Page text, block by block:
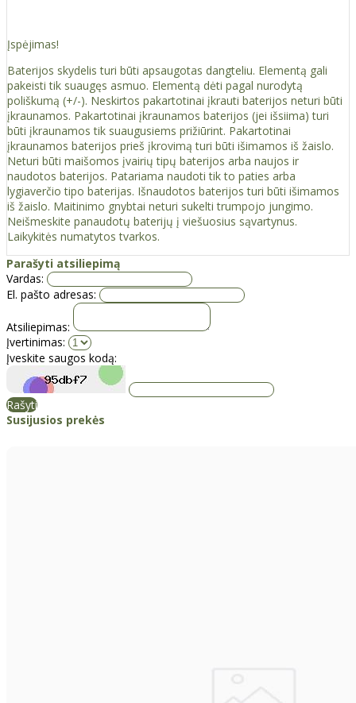
Įspėjimas!
Baterijos skydelis turi būti apsaugotas dangteliu. Elementą gali
pakeisti tik suaugęs asmuo. Elementą dėti pagal nurodytą
poliškumą (+/-). Neskirtos pakartotinai įkrauti baterijos neturi būti
įkraunamos. Pakartotinai įkraunamos baterijos (jei išsiima) turi
būti įkraunamos tik suaugusiems prižiūrint. Pakartotinai
įkraunamos baterijos prieš įkrovimą turi būti išimamos iš žaislo.
Neturi būti maišomos įvairių tipų baterijos arba naujos ir
naudotos baterijos. Patariama naudoti tik to paties arba
lygiaverčio tipo baterijas. Išnaudotos baterijos turi būti išimamos
iš žaislo. Maitinimo gnybtai neturi sukelti trumpojo jungimo.
Neišmeskite panaudotų baterijų į viešuosius sąvartynus.
Laikykitės numatytos tvarkos.
Parašyti atsiliepimą
Vardas:
El. pašto adresas:
Atsiliepimas:
Įvertinimas:
Įveskite saugos kodą:
Rašyti
Susijusios prekės